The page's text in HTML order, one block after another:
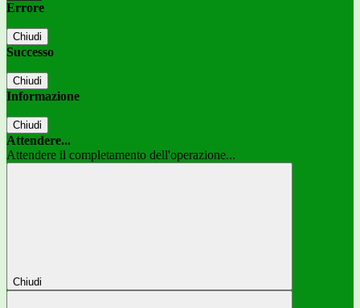
Errore
Chiudi
Successo
Chiudi
Informazione
Chiudi
Attendere...
Attendere il completamento dell'operazione...
Chiudi